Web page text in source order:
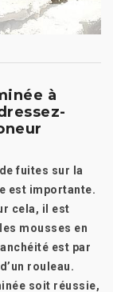
à
fuites sur la
est importante.
cela, il est
mousses en
est par
rouleau.
soit réussie,